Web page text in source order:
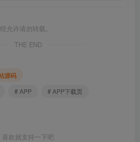
允许请勿转载。
THE END
源码
# APP
# APP下载页
喜欢就支持一下吧